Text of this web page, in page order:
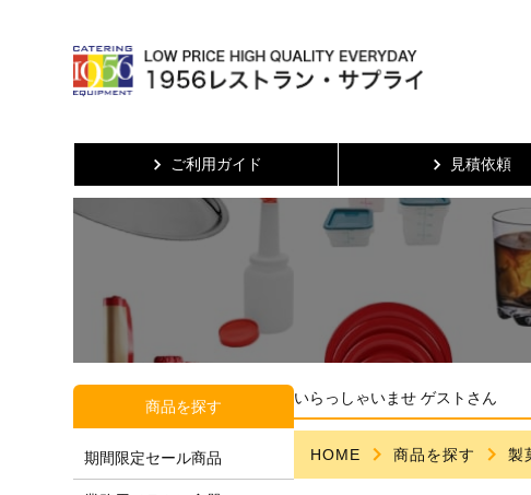
ご利用ガイド 見積依頼
商品を探す
期間限定セール商品
いらっしゃいませ ゲストさん
HOME 商品を探す 製